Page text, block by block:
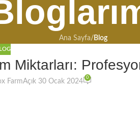
Ana Sayfa/ Blog
Miktarları:
FarmAçık 30 Ocak 2024
0